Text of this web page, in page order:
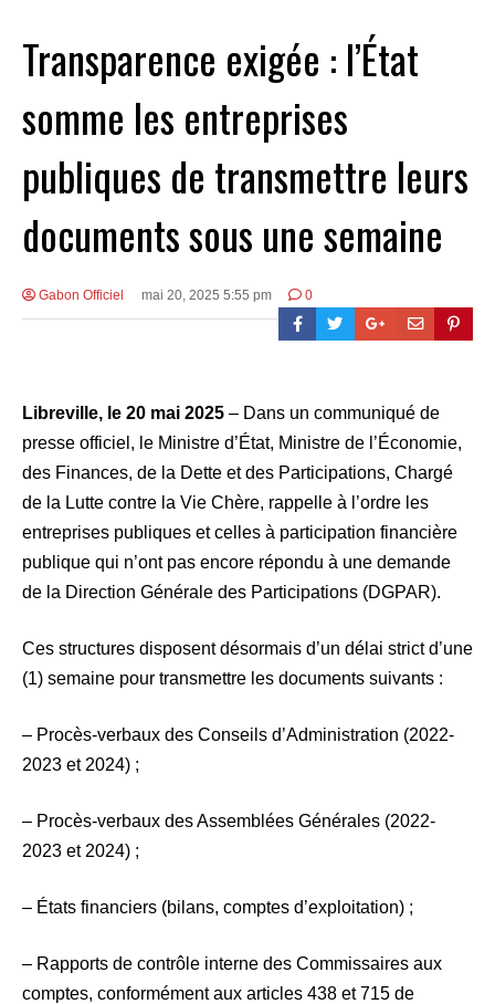
Transparence exigée : l’État
somme les entreprises
publiques de transmettre leurs
documents sous une semaine
Gabon Officiel mai 20, 2025 5:55 pm 0
Libreville, le 20 mai 2025 – Dans un communiqué de
presse officiel, le Ministre d’État, Ministre de l’Économie,
des Finances, de la Dette et des Participations, Chargé
de la Lutte contre la Vie Chère, rappelle à l’ordre les
entreprises publiques et celles à participation financière
publique qui n’ont pas encore répondu à une demande
de la Direction Générale des Participations (DGPAR).
Ces structures disposent désormais d’un délai strict d’une
(1) semaine pour transmettre les documents suivants :
– Procès-verbaux des Conseils d’Administration (2022-
2023 et 2024) ;
– Procès-verbaux des Assemblées Générales (2022-
2023 et 2024) ;
– États financiers (bilans, comptes d’exploitation) ;
– Rapports de contrôle interne des Commissaires aux
comptes, conformément aux articles 438 et 715 de